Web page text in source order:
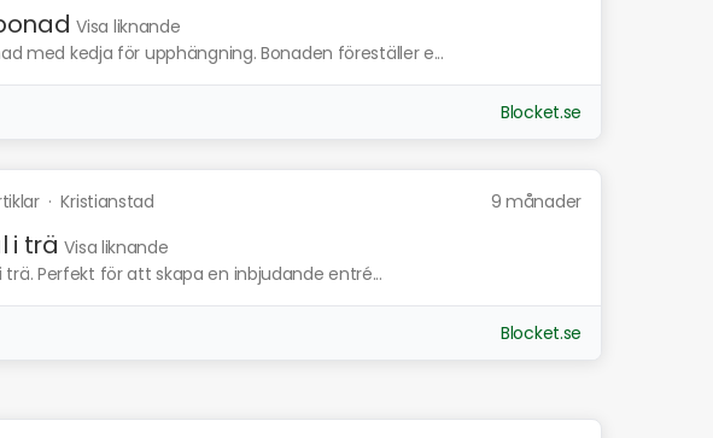
Visa liknande
med kedja för upphängning. Bonaden föreställer e...
Blocket.se
·Kristianstad 9 månader
i trä Visa liknande
Perfekt för att skapa en inbjudande entré...
Blocket.se